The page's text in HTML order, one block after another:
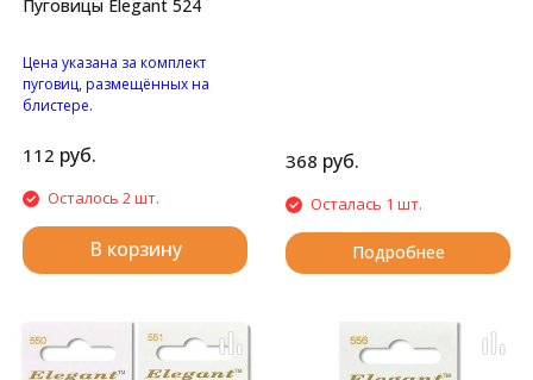
Пуговицы Elegant 524
Цена указана за комплект
пуговиц, размещённых на
блистере.
четырьмя отверстиями.
112 руб.
Осталось 2 шт.
В корзину
368 руб.
Осталась 1 шт.
Подробнее